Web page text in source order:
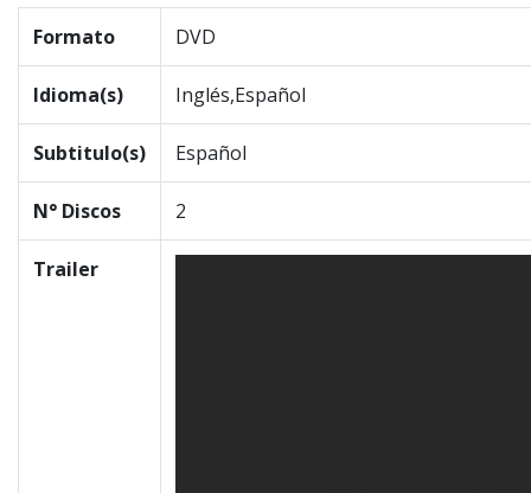
Formato DVD
Idioma(s) Inglés,Español
Subtitulo(s) Español
N° Discos 2
Trailer